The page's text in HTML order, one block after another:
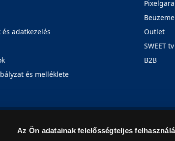
Az Ön adatainak felelősségteljes
adatkezelés
és melléklete
Outlet
SWEET
B2B